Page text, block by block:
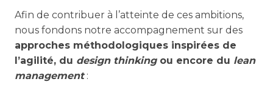
Afin de contribuer à l’atteinte de ces ambitions,
nous fondons notre accompagnement sur des
approches méthodologiques inspirées de
l’agilité, du design thinkingou encore du lean
management: